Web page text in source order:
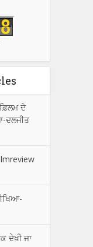
ਦੇ
ਦਲਜੀਤ
ਦੇਖੀ ਜਾ